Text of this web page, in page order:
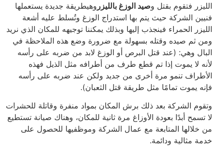
الليزر فتقوم بقتل وصيد الوزغ بالليزر وهيطريقة جديدة يستعملها
فنيين الشركة حيث يتم بها استدراج الوزغ وتُسلط عليه أشعة
الليزر الحمراء فينجذب إليها وبذلك يمكننا توجيهه للمكان الذي نريد
ومن ثم صيده وقتله بسهولة مع ضرورة وضع هذه الملاحظة في
البال وهي: (عند قتل البرص أو الوزغ لابد من ضربه على رأسه
لأنه لا يموت إذا تم قطع طرف من أطرافه مثل الذيل فهذه
الأطراف تنمو مرة أخرى من جديد ولكن عند ضربه على رأسه
فإنه يموت تمامًا مثل طريقة قتل الثعبان).
وتقوم الشركة بعد ذلك برش المكان بمواد منفرة وقاتلة للحشرات
لا تسمح أبدًا بعودة الأوزاغ مرة ثانية للمكان، وهناك صيانة تستطيع
من خلالها المتابعة مع عمال الشركة وموظفيها للحصول على
خدمة مثالية ودائمة.